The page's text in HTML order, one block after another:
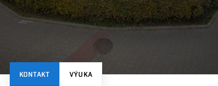
KONTAKT VÝUKA